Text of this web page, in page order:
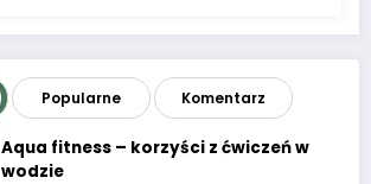
Popularne Komentarz
Aqua fitness – korzyści z ćwiczeń w
wodzie